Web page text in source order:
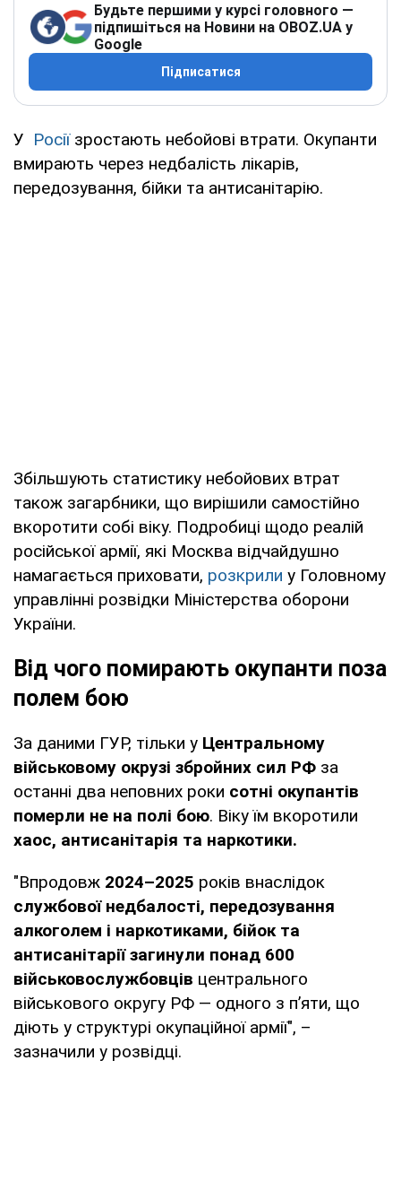
Будьте першими у курсі головного —
підпишіться на Новини на OBOZ.UA у
Google
Підписатися
У Росії зростають небойові втрати. Окупанти
вмирають через недбалість лікарів,
передозування, бійки та антисанітарію.
Збільшують статистику небойових втрат
також загарбники, що вирішили самостійно
вкоротити собі віку. Подробиці щодо реалій
російської армії, які Москва відчайдушно
намагається приховати, розкрили у Головному
управлінні розвідки Міністерства оборони
України.
Від чого помирають окупанти поза
полем бою
За даними ГУР, тільки у Центральному
військовому окрузі збройних сил РФ за
останні два неповних роки сотні окупантів
померли не на полі бою. Віку їм вкоротили
хаос, антисанітарія та наркотики.
"Впродовж 2024–2025 років внаслідок
службової недбалості, передозування
алкоголем і наркотиками, бійок та
антисанітарії загинули понад 600
військовослужбовців центрального
військового округу РФ — одного з п’яти, що
діють у структурі окупаційної армії", –
зазначили у розвідці.